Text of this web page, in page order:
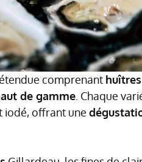
comprenant
de gamme . Chaque
iodé, offrant une